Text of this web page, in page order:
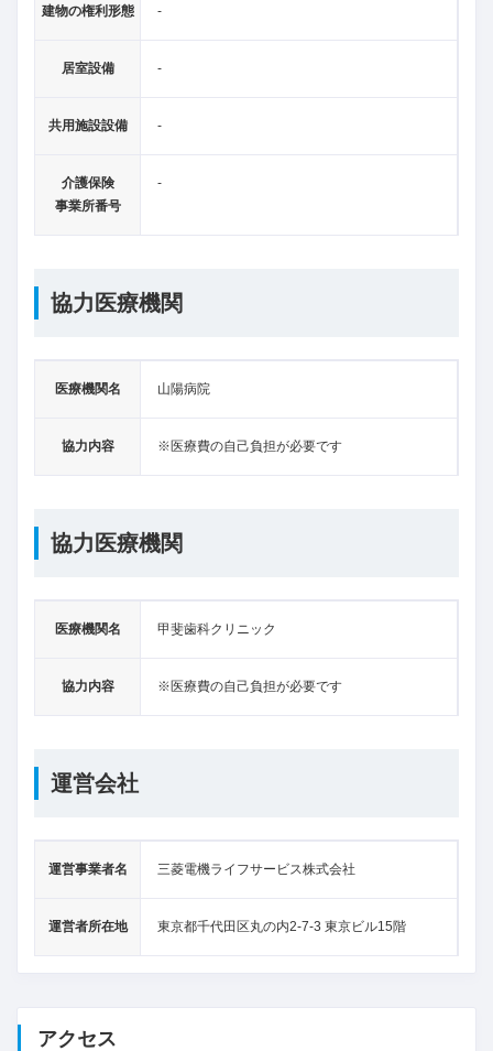
建物の権利形態 -
居室設備 -
共用施設設備 -
介護保険
事業所番号
-
協力医療機関
医療機関名 山陽病院
協力内容 ※医療費の自己負担が必要です
協力医療機関
医療機関名 甲斐歯科クリニック
協力内容 ※医療費の自己負担が必要です
運営会社
運営事業者名 三菱電機ライフサービス株式会社
運営者所在地 東京都千代田区丸の内2-7-3 東京ビル15階
アクセス